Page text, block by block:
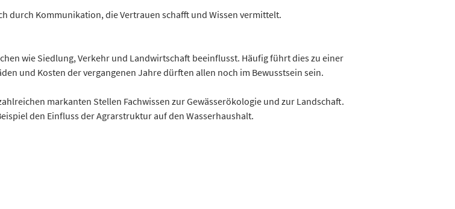
durch Kommunikation, die Vertrauen schafft und Wissen vermittelt.
wie Siedlung, Verkehr und Landwirtschaft beeinflusst. Häufig führt dies zu einer
und Kosten der vergangenen Jahre dürften allen noch im Bewusstsein sein.
markanten Stellen Fachwissen zur Gewässerökologie und zur Landschaft.
den Einfluss der Agrarstruktur auf den Wasserhaushalt.